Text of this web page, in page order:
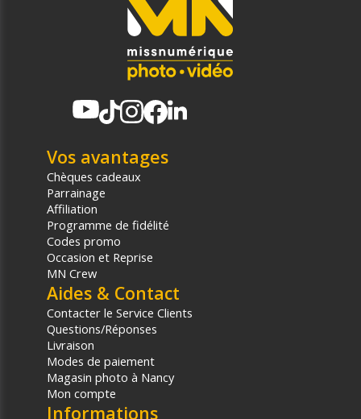
Vos avantages
Chèques cadeaux
Parrainage
Affiliation
Programme de fidélité
Codes promo
Occasion et Reprise
MN Crew
Aides & Contact
Contacter le Service Clients
Questions/Réponses
Livraison
Modes de paiement
Magasin photo à Nancy
Mon compte
Informations